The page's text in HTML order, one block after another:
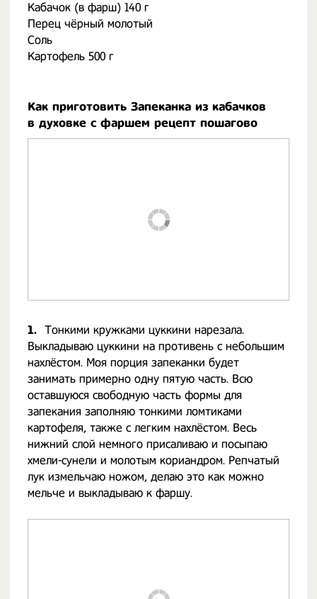
Кабачок (в фарш) 140 г
Перец чёрный молотый
Соль
Картофель 500 г
Как приготовить Запеканка из кабачков
в духовке с фаршем рецепт пошагово
1. Тонкими кружками цуккини нарезала.
Выкладываю цуккини на противень с небольшим
нахлёстом. Моя порция запеканки будет
занимать примерно одну пятую часть. Всю
оставшуюся свободную часть формы для
запекания заполняю тонкими ломтиками
картофеля, также с легким нахлёстом. Весь
нижний слой немного присаливаю и посыпаю
хмели-сунели и молотым кориандром. Репчатый
лук измельчаю ножом, делаю это как можно
мельче и выкладываю к фаршу.